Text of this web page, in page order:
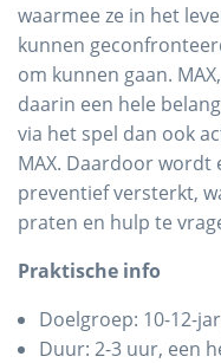
waarmee ze in het
kunnen
om kunnen gaan.
daarin een hele
via het spel dan ook
MAX. Daardoor
preventief versterkt,
praten en hulp te
Praktische info
Doelgroep: 10-12-
Duur: 2-3 uur, een